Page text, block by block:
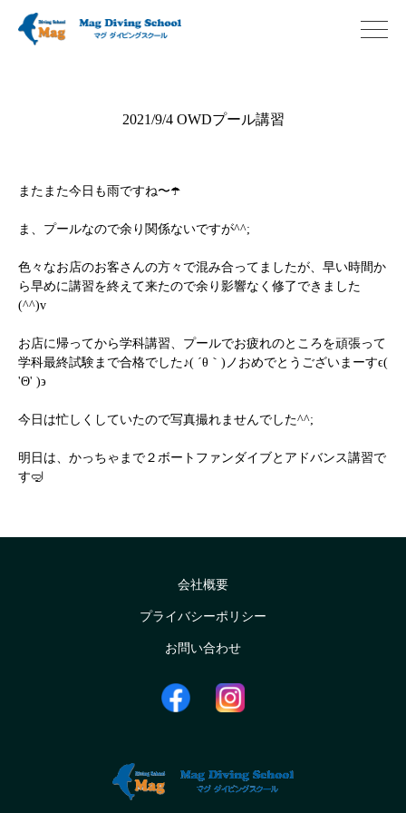
2021/9/4 OWDプール講習
またまた今日も雨ですね〜☂️
ま、プールなので余り関係ないですが^^;
色々なお店のお客さんの方々で混み合ってましたが、早い時間か
ら早めに講習を終えて来たので余り影響なく修了できました
(^^)v
お店に帰ってから学科講習、プールでお疲れのところを頑張って
学科最終試験まで合格でした♪( ´θ｀)ノおめでとうございまーすϵ(
'Θ' )϶
今日は忙しくしていたので写真撮れませんでした^^;
明日は、かっちゃまで２ボートファンダイブとアドバンス講習で
す🤿
会社概要
プライバシーポリシー
お問い合わせ